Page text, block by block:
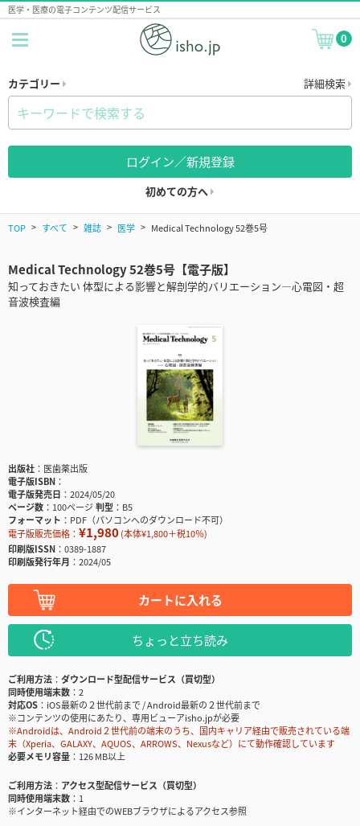
医学・医療の電子コンテンツ配信サービス
0
カテゴリー 詳細検索
ログイン／新規登録
初めての方へ
TOP すべて 雑誌 医学 Medical Technology 52巻5号
Medical Technology 52巻5号【電子版】
知っておきたい 体型による影響と解剖学的バリエーション―心電図・超
音波検査編
出版社
医歯薬出版
電子版ISBN
電子版発売日
2024/05/20
ページ数
100ページ判型
B5
フォーマット
PDF（パソコンへのダウンロード不可）
電子版販売価格： ¥1,980(本体¥1,800＋税10％)
印刷版ISSN
0389-1887
印刷版発行年月
2024/05
カートに入れる
ちょっと立ち読み
ご利用方法
ダウンロード型配信サービス（買切型）
同時使用端末数
2
対応OS
iOS最新の２世代前まで / Android最新の２世代前まで
※コンテンツの使用にあたり、専用ビューアisho.jpが必要
※Androidは、Android２世代前の端末のうち、国内キャリア経由で販売されている端
末（Xperia、GALAXY、AQUOS、ARROWS、Nexusなど）にて動作確認しています
必要メモリ容量
126 MB以上
ご利用方法
アクセス型配信サービス（買切型）
同時使用端末数
1
※インターネット経由でのWEBブラウザによるアクセス参照